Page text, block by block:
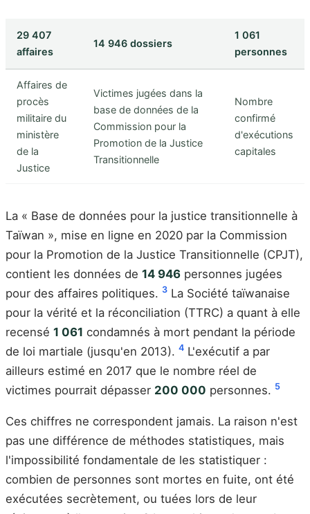
29 407
affaires
14 946 dossiers
1 061
personnes
Affaires de
procès
militaire du
ministère
de la
Justice
Victimes jugées dans la
base de données de la
Commission pour la
Promotion de la Justice
Transitionnelle
Nombre
confirmé
d'exécutions
capitales
La « Base de données pour la justice transitionnelle à
Taïwan », mise en ligne en 2020 par la Commission
pour la Promotion de la Justice Transitionnelle (CPJT),
contient les données de 14 946 personnes jugées
pour des affaires politiques. 3 La Société taïwanaise
pour la vérité et la réconciliation (TTRC) a quant à elle
recensé 1 061 condamnés à mort pendant la période
de loi martiale (jusqu'en 2013). 4 L'exécutif a par
ailleurs estimé en 2017 que le nombre réel de
victimes pourrait dépasser 200 000 personnes. 5
Ces chiffres ne correspondent jamais. La raison n'est
pas une différence de méthodes statistiques, mais
l'impossibilité fondamentale de les statistiquer :
combien de personnes sont mortes en fuite, ont été
exécutées secrètement, ou tuées lors de leur